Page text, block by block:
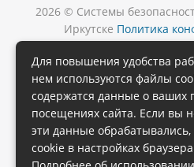
2026 © Системы
Иркутске Политика
и
Для повышения удобства
нем используются файлы
содержатся данные о ваших
посещениях сайта. Если вы
эти данные
cookie в настройках